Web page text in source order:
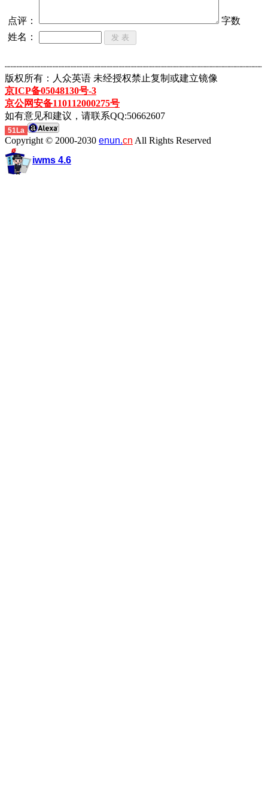
点评：
字数
姓名：
┈┈┈┈┈┈┈┈┈┈┈┈┈┈┈┈┈┈┈┈┈┈┈┈┈┈┈┈┈┈┈┈┈┈┈┈┈┈┈┈┈┈┈
版权所有：人众英语 未经授权禁止复制或建立镜像
京ICP备05048130号-3
京公网安备110112000275号
如有意见和建议，请联系QQ:50662607
51La
Copyright © 2000-2030 enun.cn All Rights Reserved
iwms 4.6